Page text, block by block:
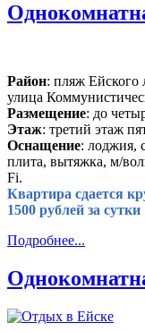
Район: пляж Ейского
улица
Размещение: до
Этаж: третий этаж
Оснащение: лоджия,
плита, вытяжка, м/
Fi.
Квартира сдается
1500 рублей за сутки
Подробнее...